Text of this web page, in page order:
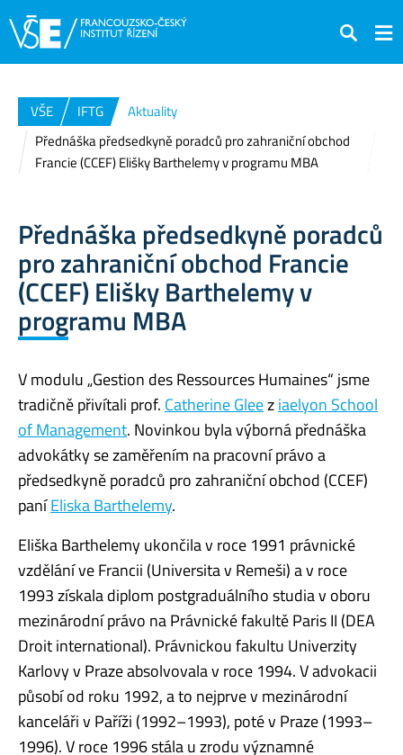
Hledat
VŠE IFTG
Aktuality
Přednáška předsedkyně poradců pro zahraniční obchod
Francie (CCEF) Elišky Barthelemy v programu MBA
Přednáška předsedkyně poradců
pro zahraniční obchod Francie
(CCEF) Elišky Barthelemy v
programu MBA
V modulu „Gestion des Ressources Humaines“ jsme
tradičně přivítali prof. Catherine Gleeziaelyon School
of Management. Novinkou byla výborná přednáška
advokátky se zaměřením na pracovní právo a
předsedkyně poradců pro zahraniční obchod (CCEF)
paníEliska Barthelemy.
Eliška Barthelemy ukončila v roce 1991 právnické
vzdělání ve Francii (Universita v Remeši) a v roce
1993 získala diplom postgraduálního studia v oboru
mezinárodní právo na Právnické fakultě Paris II (DEA
Droit international). Právnickou fakultu Univerzity
Karlovy v Praze absolvovala v roce 1994. V advokacii
působí od roku 1992, a to nejprve v mezinárodní
kanceláři v Paříži (1992–1993), poté v Praze (1993–
1996). V roce 1996 stála u zrodu významné